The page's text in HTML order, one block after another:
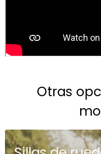
Otras